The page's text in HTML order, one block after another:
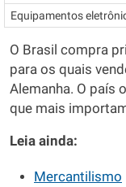
Equipamentos
O Brasil compra
para os quais
Alemanha. O país
que mais
Leia ainda:
Mercantilismo